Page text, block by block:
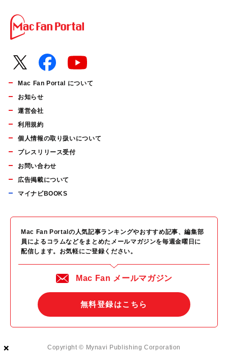
×
×
×
Mac Fan Portal について
お知らせ
運営会社
利用規約
個人情報の取り扱いについて
プレスリリース受付
お問い合わせ
広告掲載について
マイナビBOOKS
Mac Fan Portalの人気記事ランキングやおすすめ記事、編集部
員によるコラムなどをまとめたメールマガジンを毎週金曜日に
配信します。お気軽にご登録ください。
Mac Fan メールマガジン
無料登録はこちら
Copyright © Mynavi Publishing Corporation